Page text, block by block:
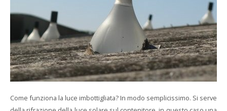
Come funziona la luce imbottigliata? In modo semplicissimo. Si serve